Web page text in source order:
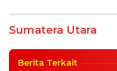
Sumatera Utara
Semangat dan
Sumatera Utara |
Berita Terkait